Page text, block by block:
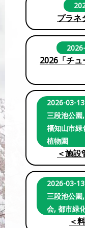
プラネ
2026「チ
2026-03-13
三段池公園,
福知山市緑
植物園
＜施
2026-03-13
三段池公園,
会, 都市緑
＜